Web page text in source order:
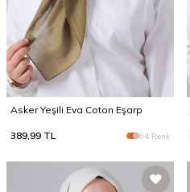
Asker Yeşili Eva Coton Eşarp
389,99 TL 64 Renk